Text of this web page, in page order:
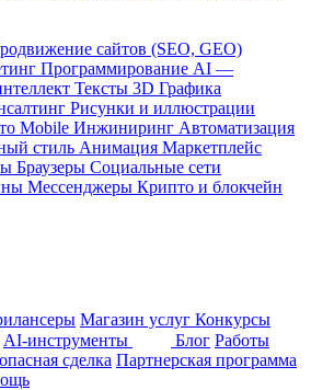
сайтов (SEO, GEO)
Программирование AI —
Тексты 3D Графика
Рисунки и иллюстрации
Mobile Инжиниринг Автоматизация
стиль Анимация Маркетплейс
Браузеры Социальные сети
Мессенджеры Крипто и блокчейн
Магазин услуг Конкурсы
AI-инструменты Блог Работы
сделка Партнерская программа